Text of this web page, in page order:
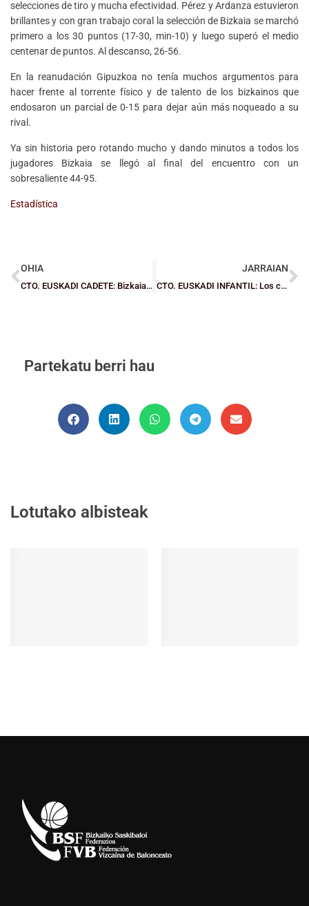
selecciones de tiro y mucha efectividad. Pérez y Ardanza estuvieron
brillantes y con gran trabajo coral la selección de Bizkaia se marchó
primero a los 30 puntos (17-30, min-10) y luego superó el medio
centenar de puntos. Al descanso, 26-56.
En la reanudación Gipuzkoa no tenía muchos argumentos para
hacer frente al torrente físico y de talento de los bizkainos que
endosaron un parcial de 0-15 para dejar aún más noqueado a su
rival.
Ya sin historia pero rotando mucho y dando minutos a todos los
jugadores Bizkaia se llegó al final del encuentro con un
sobresaliente 44-95.
Estadística
OHIA
CTO. EUSKADI CADETE: Bizkaia controla en chicos y cede en chicas
JARRAIAN
CTO. EUSKADI INFANTIL: Los chicos se jugarán el título contra Araba y las chicas el subcampeonato
Partekatu berri hau
Lotutako albisteak